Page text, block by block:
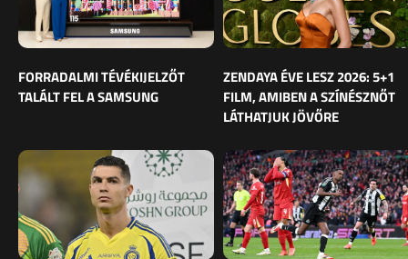
FORRADALMI TÉVÉKIJELZŐT
TALÁLT FEL A SAMSUNG
ZENDAYA ÉVE LESZ 2026: 5+1
FILM, AMIBEN A SZÍNÉSZNŐT
LÁTHATJUK JÖVŐRE